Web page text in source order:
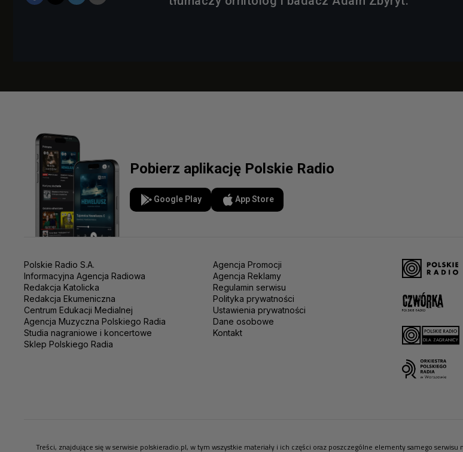
Pobierz aplikację Polskie Radio
Google Play App Store
Polskie Radio S.A.
Informacyjna Agencja Radiowa
Redakcja Katolicka
Redakcja Ekumeniczna
Centrum Edukacji Medialnej
Agencja Muzyczna Polskiego Radia
Studia nagraniowe i koncertowe
Sklep Polskiego Radia
Agencja Promocji
Agencja Reklamy
Regulamin serwisu
Polityka prywatności
Ustawienia prywatności
Dane osobowe
Kontakt
Treści, znajdujące się w serwisie polskieradio.pl, w tym wszystkie materiały i ich części oraz poszczególne elementy samego